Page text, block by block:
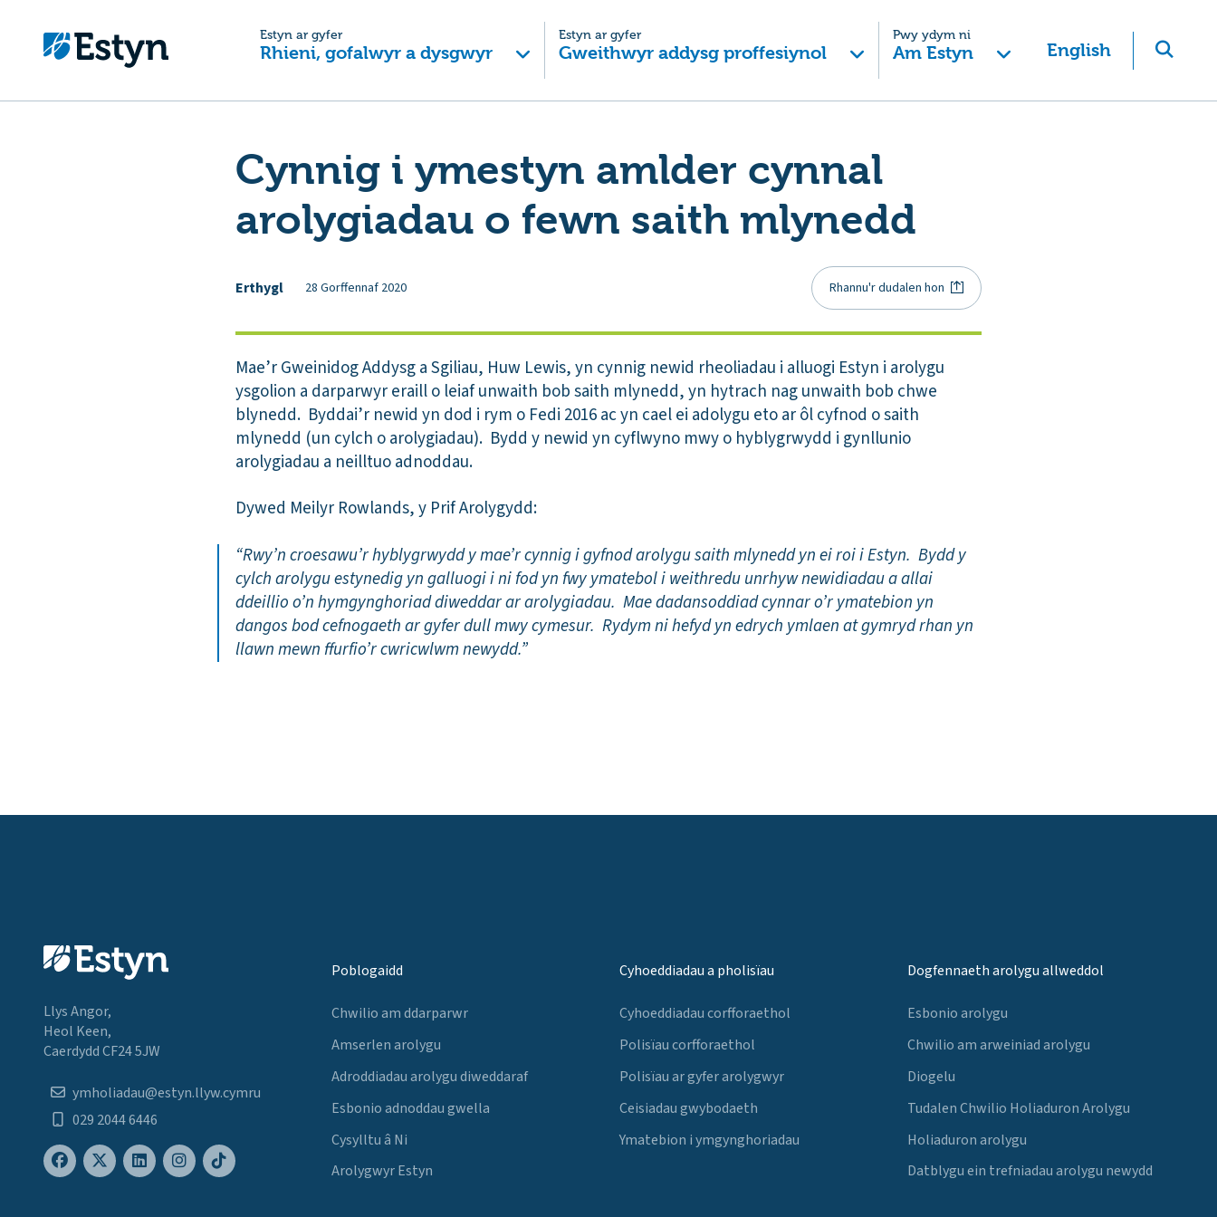
Estyn ar gyfer
Rhieni, gofalwyr a dysgwyr
Estyn ar gyfer
Gweithwyr addysg proffesiynol
Pwy ydym ni
Am Estyn English
Cynnig i ymestyn amlder cynnal
arolygiadau o fewn saith mlynedd
Erthygl 28 Gorffennaf 2020 Rhannu'r dudalen hon
Mae’r Gweinidog Addysg a Sgiliau, Huw Lewis, yn cynnig newid rheoliadau i alluogi Estyn i arolygu
ysgolion a darparwyr eraill o leiaf unwaith bob saith mlynedd, yn hytrach nag unwaith bob chwe
blynedd. Byddai’r newid yn dod i rym o Fedi 2016 ac yn cael ei adolygu eto ar ôl cyfnod o saith
mlynedd (un cylch o arolygiadau). Bydd y newid yn cyflwyno mwy o hyblygrwydd i gynllunio
arolygiadau a neilltuo adnoddau.
Dywed Meilyr Rowlands, y Prif Arolygydd:
“Rwy’n croesawu’r hyblygrwydd y mae’r cynnig i gyfnod arolygu saith mlynedd yn ei roi i Estyn. Bydd y
cylch arolygu estynedig yn galluogi i ni fod yn fwy ymatebol i weithredu unrhyw newidiadau a allai
ddeillio o’n hymgynghoriad diweddar ar arolygiadau. Mae dadansoddiad cynnar o’r ymatebion yn
dangos bod cefnogaeth ar gyfer dull mwy cymesur. Rydym ni hefyd yn edrych ymlaen at gymryd rhan yn
llawn mewn ffurfio’r cwricwlwm newydd.”
Llys Angor,
Heol Keen,
Caerdydd CF24 5JW
ymholiadau@estyn.llyw.cymru
029 2044 6446
Poblogaidd
Chwilio am ddarparwr
Amserlen arolygu
Adroddiadau arolygu diweddaraf
Esbonio adnoddau gwella
Cysylltu â Ni
Arolygwyr Estyn
Cyhoeddiadau a pholisïau
Cyhoeddiadau corfforaethol
Polisïau corfforaethol
Polisïau ar gyfer arolygwyr
Ceisiadau gwybodaeth
Ymatebion i ymgynghoriadau
Dogfennaeth arolygu allweddol
Esbonio arolygu
Chwilio am arweiniad arolygu
Diogelu
Tudalen Chwilio Holiaduron Arolygu
Holiaduron arolygu
Datblygu ein trefniadau arolygu newydd